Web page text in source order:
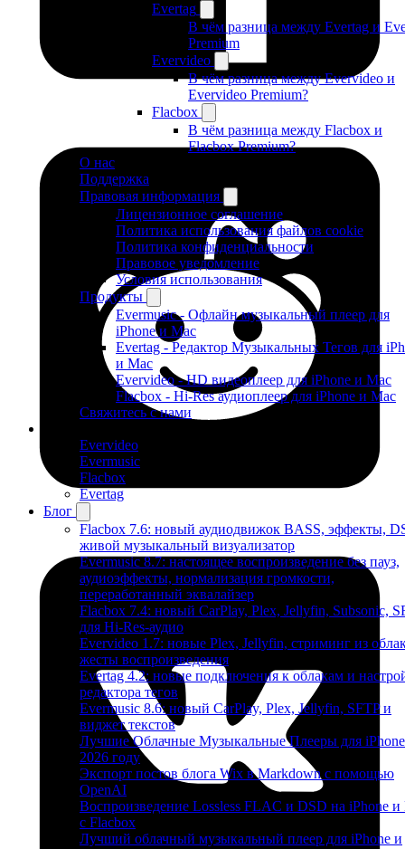
Evertag
В чём разница между Evertag и
Premium
Evervideo
В чём разница между Evervideo и
Evervideo Premium?
Flacbox
В чём разница между Flacbox и
Flacbox Premium?
О нас
Поддержка
Правовая информация
Лицензионное соглашение
Политика использования файлов cookie
Политика конфиденциальности
Правовое уведомление
Условия использования
Продукты
Evermusic - Офлайн музыкальный плеер для
iPhone и Mac
Evertag - Редактор Музыкальных Тегов для
и Mac
Evervideo - HD видеоплеер для iPhone и Mac
Flacbox - Hi-Res аудиоплеер для iPhone и Mac
Свяжитесь с нами
Evervideo
Evermusic
Flacbox
Evertag
Блог
Flacbox 7.6: новый аудиодвижок BASS, эффекты,
живой музыкальный визуализатор
Evermusic 8.7: настоящее воспроизведение без пауз,
аудиоэффекты, нормализация громкости,
переработанный эквалайзер
Flacbox 7.4: новый CarPlay, Plex, Jellyfin, Subsonic,
для Hi-Res-аудио
Evervideo 1.7: новые Plex, Jellyfin, стриминг из
жесты воспроизведения
Evertag 4.2: новые подключения к облакам и
редактора тегов
Evermusic 8.6: новый CarPlay, Plex, Jellyfin, SFTP и
виджет текстов
Лучшие Облачные Музыкальные Плееры для
2026 году
Экспорт постов блога Wix в Markdown с помощью
OpenAI
Воспроизведение Lossless FLAC и DSD на iPhone и
с Flacbox
Лучший облачный музыкальный плеер для iPhone и